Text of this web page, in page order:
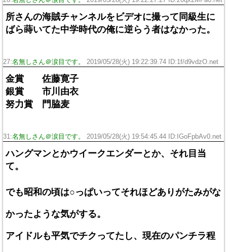
所さんの海賊チャンネルをビデオに撮って同級生に
ばら蒔いてた中学時代の俺に逆らう者はなかった。
27:名無しさん＠涙目です。 2019/05/28(火) 19:22:39.74 ID:1f/d9vdzO.net
金賞 佐藤寛子
銀賞 市川由衣
努力賞 門脇麦
31:名無しさん＠涙目です。 2019/05/28(火) 19:54:45.44 ID:IGoFpbAv0.net
ハングマンとかウイークエンダーとか、それ目当
て。
でも昭和の頃は○っぱいってそれほどありがたみがな
かったような気がする。
アイドルも平気でチクってたし、現在のパンチラ程